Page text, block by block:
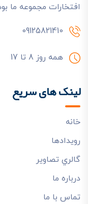
افتخارات مجموعه ما
09125821410
همه روز 8 تا 17
لینک های سریع
خانه
رويدادها
گالري تصاوير
درباره ما
تماس با ما